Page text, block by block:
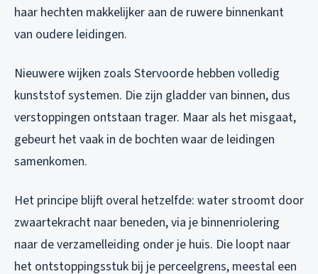
haar hechten makkelijker aan de ruwere binnenkant
van oudere leidingen.
Nieuwere wijken zoals Stervoorde hebben volledig
kunststof systemen. Die zijn gladder van binnen, dus
verstoppingen ontstaan trager. Maar als het misgaat,
gebeurt het vaak in de bochten waar de leidingen
samenkomen.
Het principe blijft overal hetzelfde: water stroomt door
zwaartekracht naar beneden, via je binnenriolering
naar de verzamelleiding onder je huis. Die loopt naar
het ontstoppingsstuk bij je perceelgrens, meestal een